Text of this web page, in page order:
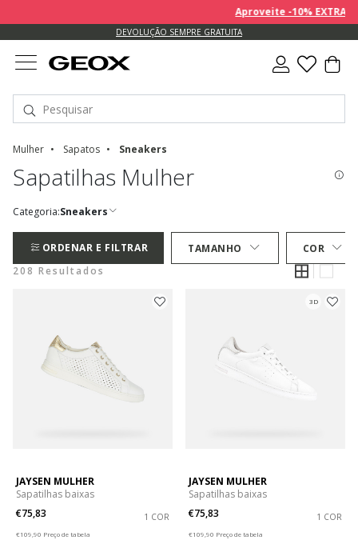
Aproveite -10% EXTRA
DEVOLUÇÃO SEMPRE GRATUITA
Mulher Sapatos Sneakers
Sapatilhas Mulher
Categoria:Sneakers
ORDENAR E FILTRAR TAMANHO
COR
208 Resultados
JAYSEN MULHER
Sapatilhas baixas
€75,83
1 COR
€109,90 Preço de tabela
3D
JAYSEN MULHER
Sapatilhas baixas
€75,83
1 COR
€109,90 Preço de tabela